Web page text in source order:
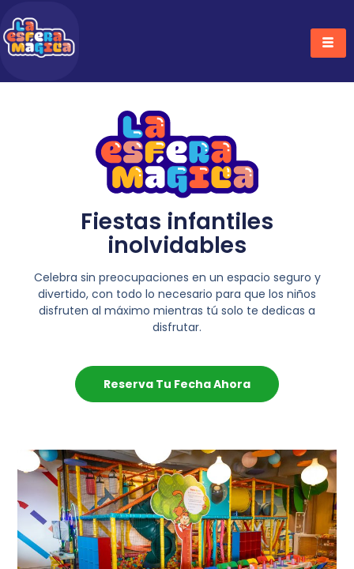
Contenido
Fiestas infantiles
inolvidables
Celebra sin preocupaciones en un espacio seguro y
divertido, con todo lo necesario para que los niños
disfruten al máximo mientras tú solo te dedicas a
disfrutar.
Reserva Tu Fecha Ahora